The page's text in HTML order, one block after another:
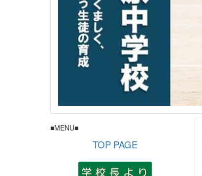
■MENU■
TOP PAGE